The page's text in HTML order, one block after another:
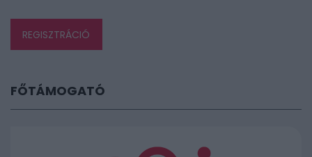
REGISZTRÁCIÓ
FŐTÁMOGATÓ